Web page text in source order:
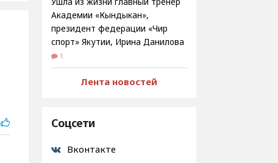
Академии «Кындыкан»,
президент федерации «Чир
спорт» Якутии, Ирина Данилова
1
Лента новостей
Соцсети
Вконтакте